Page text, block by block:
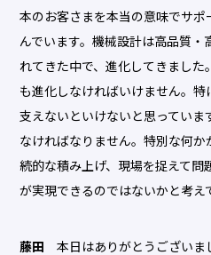
本のお客さまを本当の意味でサポ
んでいます。機械設計は高品質・
れてきた中で、進化してきまし
も進化しなければいけません。
支えないといけないと思っていま
なければなりません。特別な何
続的な積み上げ、現場を捉えて問
が実現できるのではないかと考え
藤田 本日はありがとうございま